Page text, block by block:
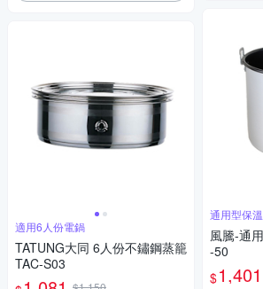
適用6人份電鍋
TATUNG大同 6人份不鏽鋼蒸籠
TAC-S03
通用型保
風騰-通
-50
$1,401